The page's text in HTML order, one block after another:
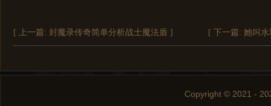
[ 上一篇: 封魔录传奇简单分析战士魔法盾 ] [ 下一篇: 她叫
Copyright © 2021 -